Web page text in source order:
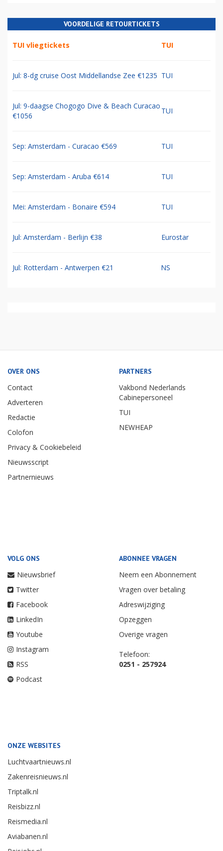
VOORDELIGE RETOURTICKETS
TUI vliegtickets TUI
Jul: 8-dg cruise Oost Middellandse Zee €1235 TUI
Jul: 9-daagse Chogogo Dive & Beach Curacao
€1056
TUI
Sep: Amsterdam - Curacao €569 TUI
Sep: Amsterdam - Aruba €614 TUI
Mei: Amsterdam - Bonaire €594 TUI
Jul: Amsterdam - Berlijn €38 Eurostar
Jul: Rotterdam - Antwerpen €21 NS
OVER ONS
Contact
Adverteren
Redactie
Colofon
Privacy & Cookiebeleid
Nieuwsscript
Partnernieuws
PARTNERS
Vakbond Nederlands
Cabinepersoneel
TUI
NEWHEAP
VOLG ONS
Nieuwsbrief
Twitter
Facebook
LinkedIn
Youtube
Instagram
RSS
Podcast
ABONNEE VRAGEN
Neem een Abonnement
Vragen over betaling
Adreswijziging
Opzeggen
Overige vragen
Telefoon:
0251 - 257924
ONZE WEBSITES
Luchtvaartnieuws.nl
Zakenreisnieuws.nl
Triptalk.nl
Reisbizz.nl
Reismedia.nl
Aviabanen.nl